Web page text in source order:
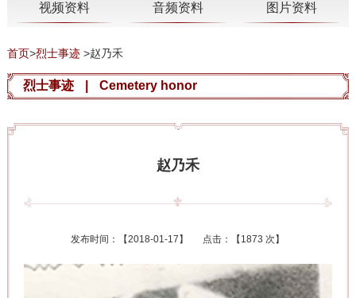
视频资料 音频资料 图片资料
首页>烈士事迹>赵乃禾
烈士事迹 Cemetery honor
赵乃禾
发布时间：【2018-01-17】 点击：【1873 次】